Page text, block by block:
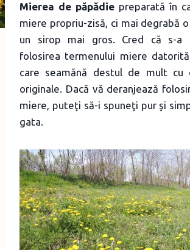
Mierea de păpădie preparată în
miere propriu-zisă, ci mai degrabă
un sirop mai gros. Cred că s-a
folosirea termenului miere
care seamănă destul de mult cu
originale. Dacă vă deranjează
miere, puteţi să-i spuneţi pur şi
gata.